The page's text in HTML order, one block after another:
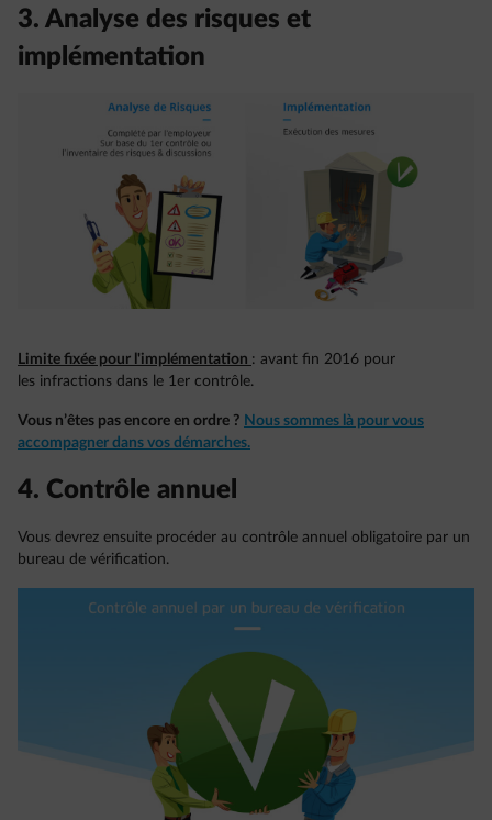
3. Analyse des risques et
implémentation
Limite fixée pour l'implémentation : avant fin 2016 pour
les infractions dans le 1er contrôle.
Vous n’êtes pas encore en ordre ? Nous sommes là pour vous
accompagner dans vos démarches.
4. Contrôle annuel
Vous devrez ensuite procéder au contrôle annuel obligatoire par un
bureau de vérification.